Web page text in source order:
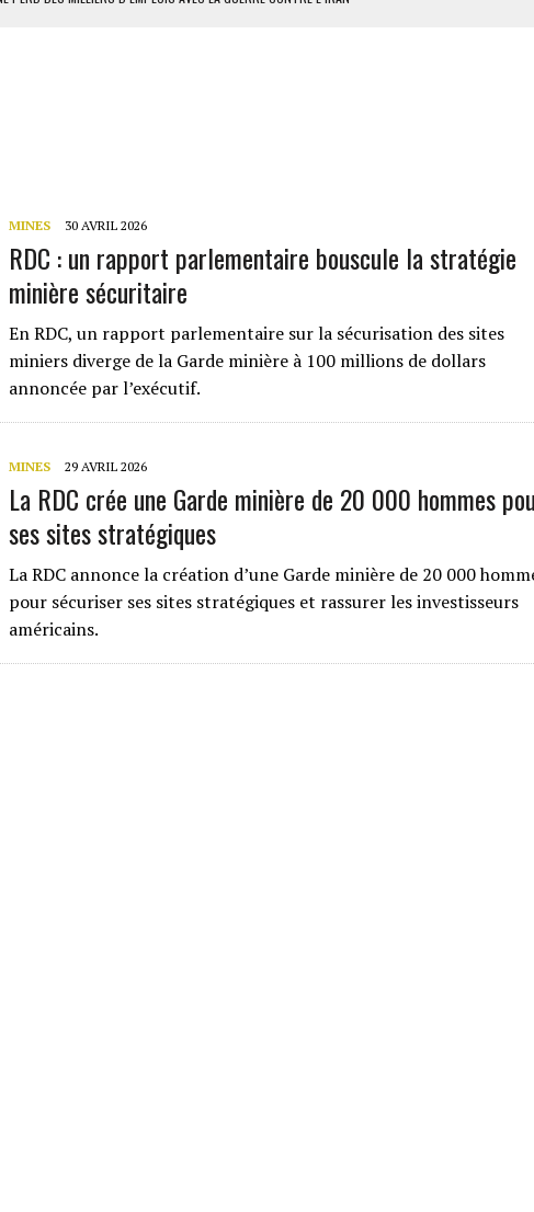
DISSOUDRE L’ASSEMBLÉE EN 2026
DES VILLAGES S’OUVRE TIMIDEMENT
DE SANCTIONS CONTRE LA RUSSIE
MINES 30 AVRIL 2026
RDC : un rapport parlementaire bouscule la stratégie
minière sécuritaire
En RDC, un rapport parlementaire sur la sécurisation des sites
miniers diverge de la Garde minière à 100 millions de dollars
annoncée par l’exécutif.
MINES 29 AVRIL 2026
La RDC crée une Garde minière de 20 000 hommes
ses sites stratégiques
La RDC annonce la création d’une Garde minière de 20 000
pour sécuriser ses sites stratégiques et rassurer les investisseurs
américains.